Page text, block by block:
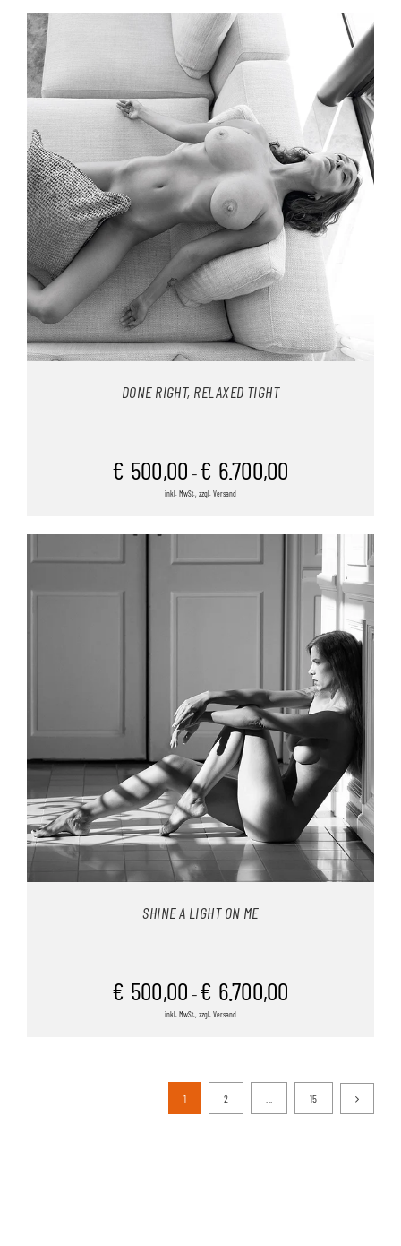
DONE RIGHT, RELAXED TIGHT
€ 500,00 – € 6.700,00
inkl. MwSt., zzgl. Versand
SHINE A LIGHT ON ME
€ 500,00 – € 6.700,00
inkl. MwSt., zzgl. Versand
1 2 15